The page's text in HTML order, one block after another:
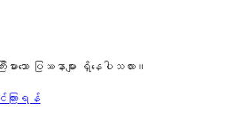
သော ပြဿနာများ ရှိနေပါသလား။
ြားရန်